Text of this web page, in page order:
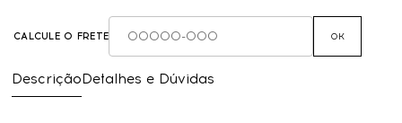
DescriçãoDetalhes e Dúvidas
CALCULE O FRETE OK